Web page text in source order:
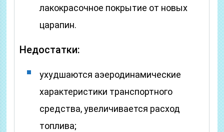
лакокрасочное покрытие от новых
царапин.
Недостатки:
ухудшаются аэеродинамические
характеристики транспортного
средства, увеличивается расход
топлива;